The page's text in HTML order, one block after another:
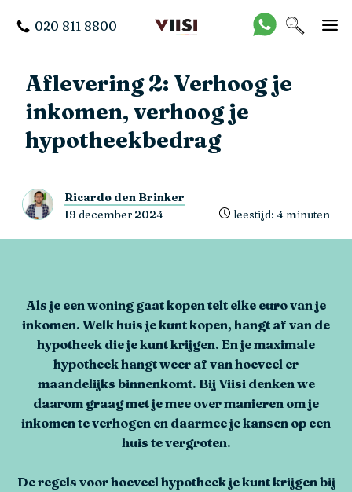
020 811 8800
Aflevering 2: Verhoog je
inkomen, verhoog je
hypotheekbedrag
Ricardo den Brinker
19 december 2024
leestijd: 4 minuten
Als je een woning gaat kopen telt elke euro van je
inkomen. Welk huis je kunt kopen, hangt af van de
hypotheek die je kunt krijgen. En je maximale
hypotheek hangt weer af van hoeveel er
maandelijks binnenkomt. Bij Viisi denken we
daarom graag met je mee over manieren om je
inkomen te verhogen en daarmee je kansen op een
huis te vergroten.
De regels voor hoeveel hypotheek je kunt krijgen bij